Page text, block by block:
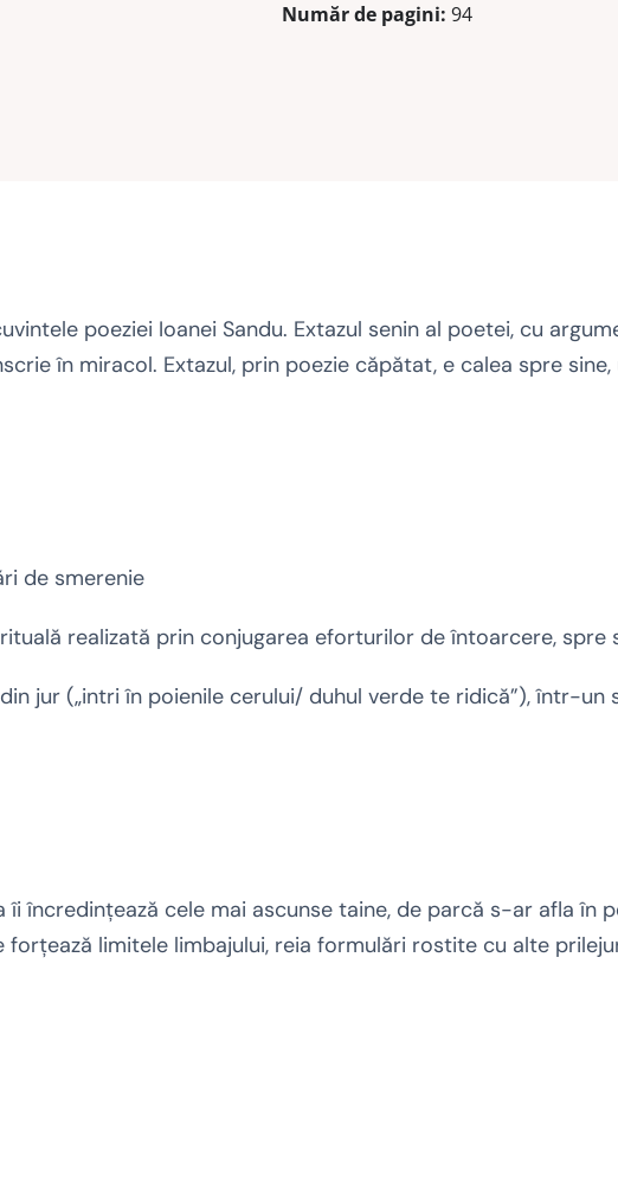
Număr de pagini: 94
poeziei Ioanei Sandu. Extazul senin al poetei, cu
în miracol. Extazul, prin poezie căpătat, e calea spre
de smerenie
realizată prin conjugarea eforturilor de întoarcere, spre
jur („intri în poienile cerului/ duhul verde te ridică”), într-un
încredințează cele mai ascunse taine, de parcă s-ar afla în
limitele limbajului, reia formulări rostite cu alte